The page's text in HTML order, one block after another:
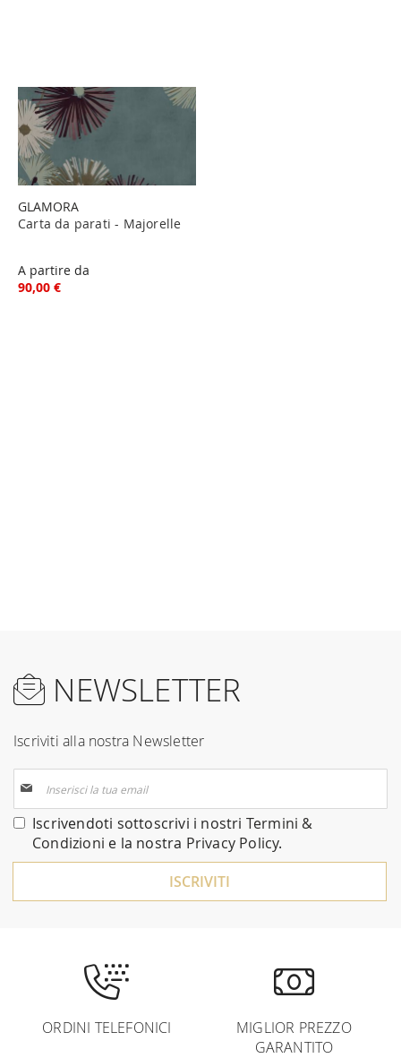
GLAMORA
Carta da parati - Majorelle
A partire da
90,00 €
NEWSLETTER
Iscriviti alla nostra Newsletter
alla
nostra
Newsletter:
Iscrivendoti sottoscrivi i nostri Termini &
Condizioni e la nostra Privacy Policy.
ISCRIVITI
ORDINI TELEFONICI
MIGLIOR PREZZO
GARANTITO